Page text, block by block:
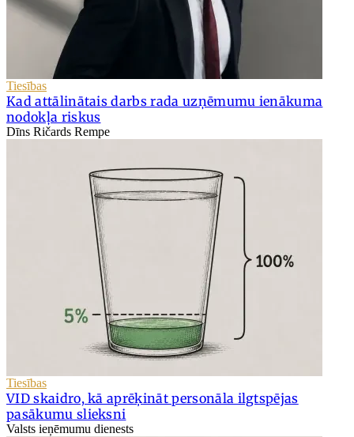
Tiesības
Kad attālinātais darbs rada uzņēmumu ienākuma
nodokļa riskus
Dīns Ričards Rempe
Tiesības
VID skaidro, kā aprēķināt personāla ilgtspējas
pasākumu slieksni
Valsts ieņēmumu dienests